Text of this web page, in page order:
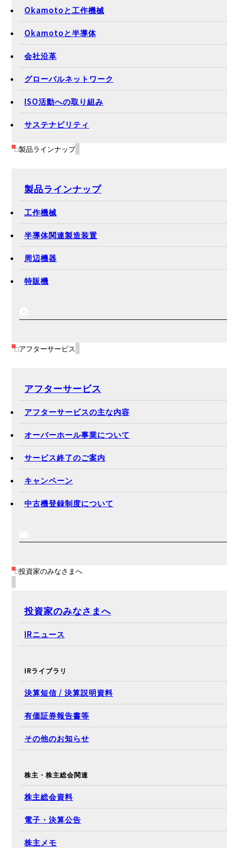
Okamotoと工作機械
Okamotoと半導体
会社沿革
グローバルネットワーク
ISO活動への取り組み
サステナビリティ
製品ラインナップ
製品ラインナップ
工作機械
半導体関連製造装置
周辺機器
特販機
アフターサービス
アフターサービス
アフターサービスの主な内容
オーバーホール事業について
サービス終了のご案内
キャンペーン
中古機登録制度について
投資家のみなさまへ
投資家のみなさまへ
IRニュース
IRライブラリ
決算短信 / 決算説明資料
有価証券報告書等
その他のお知らせ
株主・株主総会関連
株主総会資料
電子・決算公告
株主メモ